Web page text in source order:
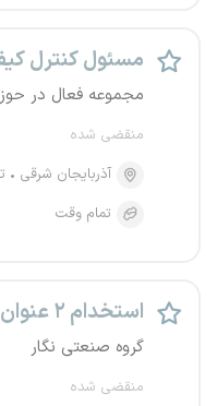
مسئول کنترل
مجموعه فعال در
منقضی شده
آذربایجان شرقی
تمام وقت
استخدام ۲ عنوان شغلی
گروه صنعتی نگار
منقضی شده